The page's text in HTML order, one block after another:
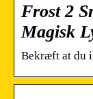
Frost 2
Magisk
Bekræft at du